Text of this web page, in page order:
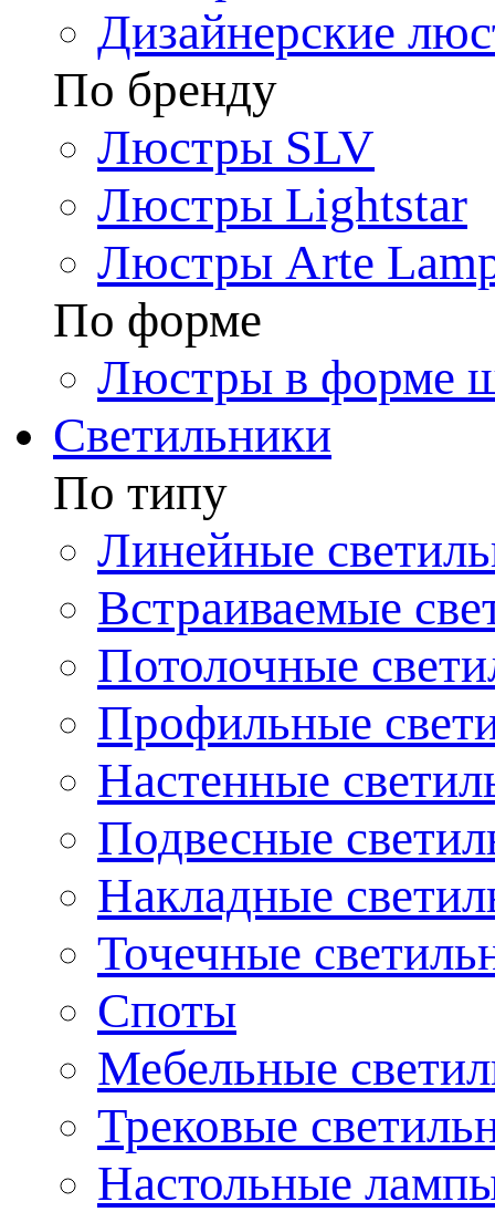
Дизайнерские
По бренду
Люстры SLV
Люстры Lightstar
Люстры Arte
По форме
Люстры в форме
Светильники
По типу
Линейные
Встраиваемые
Потолочные
Профильные
Настенные
Подвесные
Накладные
Точечные
Споты
Мебельные
Трековые
Настольные